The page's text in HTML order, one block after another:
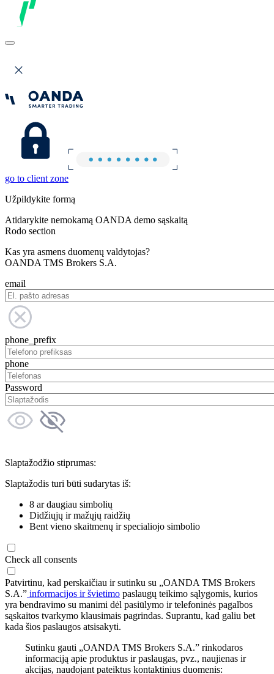
go to client zone
Užpildykite formą
Atidarykite nemokamą OANDA demo sąskaitą
Rodo section
Kas yra asmens duomenų valdytojas?
OANDA TMS Brokers S.A.
email
phone_prefix
phone
Password
Slaptažodžio stiprumas:
Slaptažodis turi būti sudarytas iš:
8 ar daugiau simbolių
Didžiųjų ir mažųjų raidžių
Bent vieno skaitmenų ir specialiojo simbolio
Check all consents
Patvirtinu, kad perskaičiau ir sutinku su „OANDA TMS Brokers
S.A.” informacijos ir švietimo paslaugų teikimo sąlygomis, kurios
yra bendravimo su manimi dėl pasiūlymo ir telefoninės pagalbos
sąskaitos tvarkymo klausimais pagrindas. Suprantu, kad galiu bet
kada šios paslaugos atsisakyti.
Sutinku gauti „OANDA TMS Brokers S.A.” rinkodaros
informaciją apie produktus ir paslaugas, pvz., naujienas ir
akcijas, naudojant pateiktus kontaktinius duomenis: